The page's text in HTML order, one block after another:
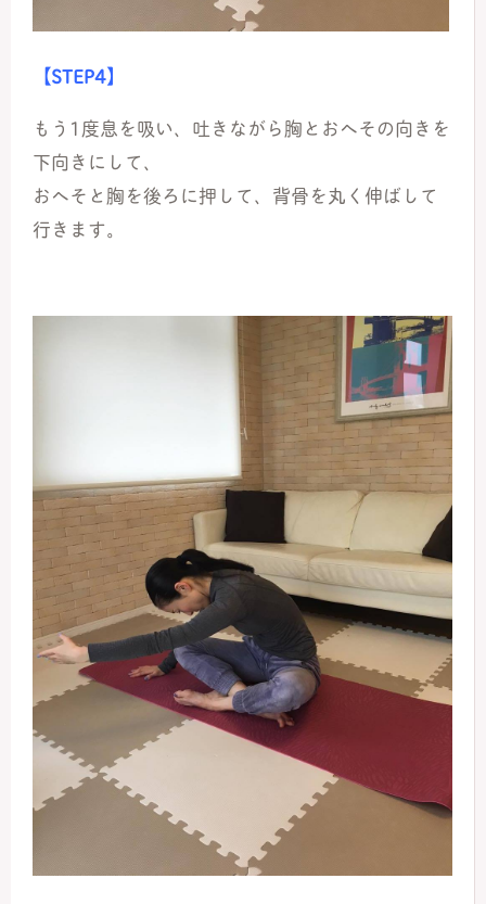
【STEP4】
もう1度息を吸い、吐きながら胸とおへその向きを
下向きにして、
おへそと胸を後ろに押して、背骨を丸く伸ばして
行きます。